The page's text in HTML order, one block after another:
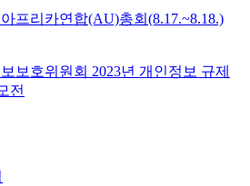
프리카연합(AU)총회(8.17.~8.18.)
보호위원회 2023년 개인정보 규제
전